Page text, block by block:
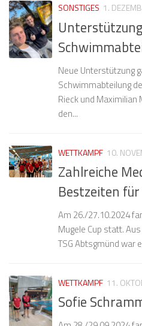
SONSTIGES 1.
Neue Unterstützung
Schwimmabteilung
Rieck und
den...
WETTKAMPF 10.
Zahlreiche
Bestzeiten
Am 26./27.10.2024
Mugele Cup statt.
TSG Abtsgmünd war
WETTKAMPF 11.
Sofie